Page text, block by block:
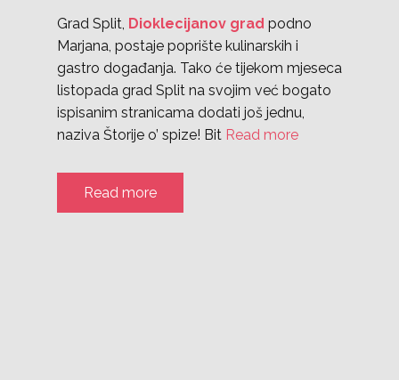
Grad Split, Dioklecijanov grad podno
Marjana, postaje poprište kulinarskih i
gastro događanja. Tako će tijekom mjeseca
listopada grad Split na svojim već bogato
ispisanim stranicama dodati još jednu,
naziva Štorije o’ spize! Bit Read more
Read more